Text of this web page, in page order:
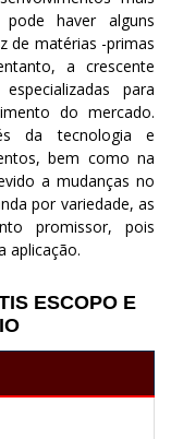
haver alguns
de matérias -primas
a crescente
para
do mercado.
da tecnologia e
bem como na
a mudanças no
por variedade, as
promissor, pois
aplicação.
ESCOPO E